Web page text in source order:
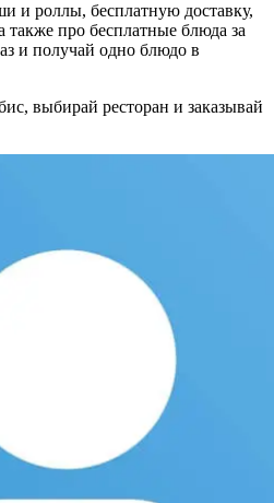
и роллы, бесплатную доставку,
про бесплатные блюда за
и получай одно блюдо в
выбирай ресторан и заказывай